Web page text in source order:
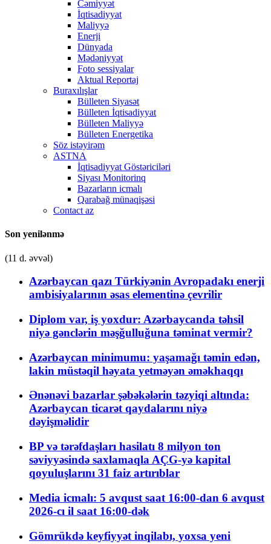
Cəmiyyət
İqtisadiyyat
Maliyyə
Enerji
Dünyada
Mədəniyyət
Foto sessiyalar
Aktual Reportaj
Buraxılışlar
Bülleten Siyasət
Bülleten İqtisadiyyat
Bülleten Maliyyə
Bülleten Energetika
Söz istəyirəm
ASTNA
İqtisadiyyat Göstəriciləri
Siyası Monitorinq
Bazarların icmalı
Qarabağ münaqişəsi
Contact az
Son yenilənmə
(11 d. əvvəl)
Azərbaycan qazı Türkiyənin Avropadakı enerji
ambisiyalarının əsas elementinə çevrilir
Diplom var, iş yoxdur: Azərbaycanda təhsil
niyə gənclərin məşğulluğuna təminat vermir?
Azərbaycan minimumu: yaşamağı təmin edən,
lakin müstəqil həyata yetməyən əməkhaqqı
Ənənəvi bazarlar şəbəkələrin təzyiqi altında:
Azərbaycan ticarət qaydalarını niyə
dəyişməlidir
BP və tərəfdaşları hasilatı 8 milyon ton
səviyyəsində saxlamaqla AÇG-yə kapital
qoyuluşlarını 31 faiz artırıblar
Media icmalı: 5 avqust saat 16:00-dan 6 avqust
2026-cı il saat 16:00-dək
Gömrükdə keyfiyyət inqilabı, yoxsa yeni